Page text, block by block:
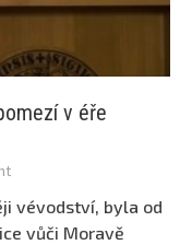
v éře
vévodství, byla od
vůči Moravě